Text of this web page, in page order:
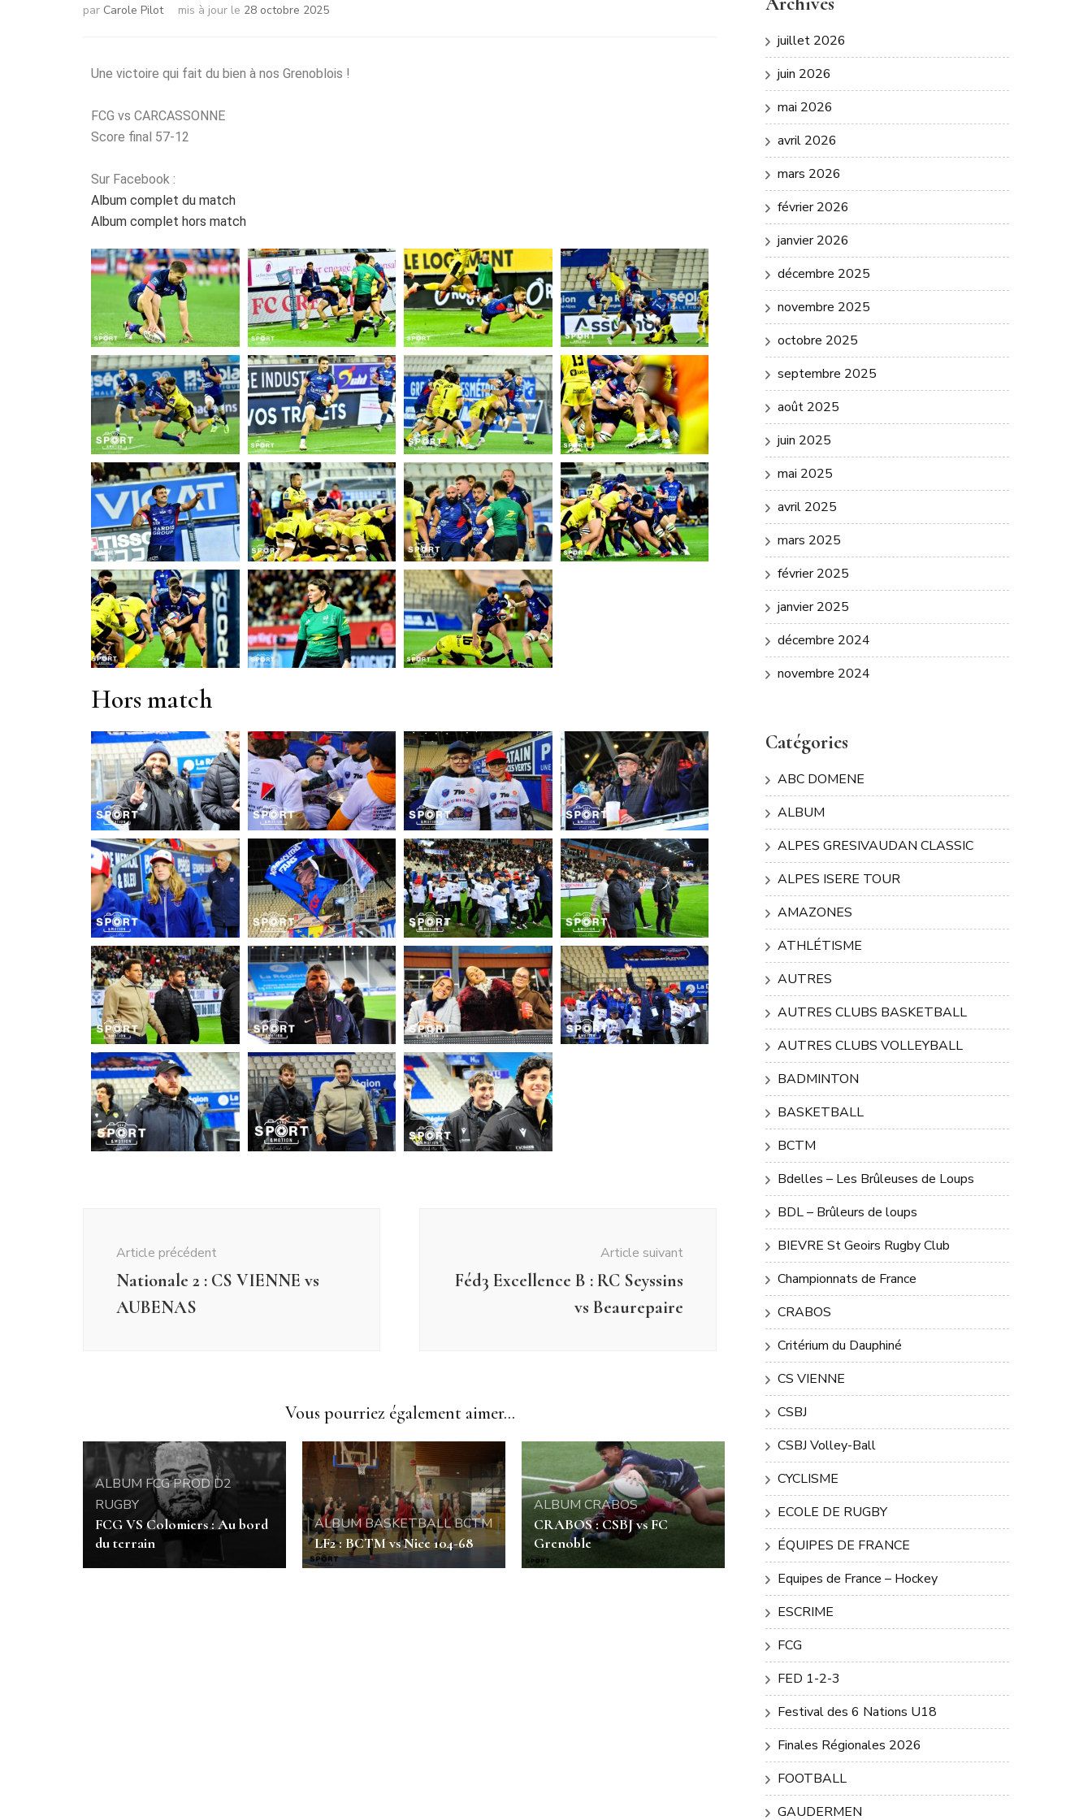
par Carole Pilot mis à jour le 28 octobre 2025
Une victoire qui fait du bien à nos Grenoblois !
FCG vs CARCASSONNE
Score final 57-12
Sur Facebook :
Album complet du match
Album complet hors match
Hors match
Article précédent
Nationale 2 : CS VIENNE vs
AUBENAS
Article suivant
Féd3 Excellence B : RC Seyssins
vs Beaurepaire
Vous pourriez également aimer...
ALBUM FCGPROD D2
RUGBY
FCG VS Colomiers : Au bord
du terrain
ALBUMBASKETBALLBCTM
LF2 : BCTM vs Nice 104-68
ALBUMCRABOS
CRABOS : CSBJ vs FC
Grenoble
juillet 2026
juin 2026
mai 2026
avril 2026
mars 2026
février 2026
janvier 2026
décembre 2025
novembre 2025
octobre 2025
septembre 2025
août 2025
juin 2025
mai 2025
avril 2025
mars 2025
février 2025
janvier 2025
décembre 2024
novembre 2024
Catégories
ABC DOMENE
ALBUM
ALPES GRESIVAUDAN CLASSIC
ALPES ISERE TOUR
AMAZONES
ATHLÉTISME
AUTRES
AUTRES CLUBS BASKETBALL
AUTRES CLUBS VOLLEYBALL
BADMINTON
BASKETBALL
BCTM
Bdelles – Les Brûleuses de Loups
BDL – Brûleurs de loups
BIEVRE St Geoirs Rugby Club
Championnats de France
CRABOS
Critérium du Dauphiné
CS VIENNE
CSBJ
CSBJ Volley-Ball
CYCLISME
ECOLE DE RUGBY
ÉQUIPES DE FRANCE
Equipes de France – Hockey
ESCRIME
FCG
FED 1-2-3
Festival des 6 Nations U18
Finales Régionales 2026
FOOTBALL
GAUDERMEN